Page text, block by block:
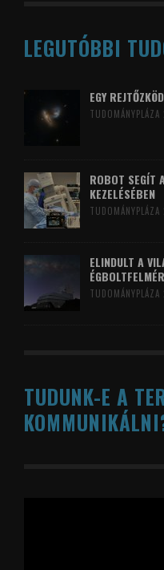
LEGUTÓBBI
EGY
TUDOMÁNYPLÁZA
ROBOT SEGÍT
KEZELÉSÉBEN
TUDOMÁNYPLÁZA
ELINDULT A
TUDOMÁNYPLÁZA
TUDUNK-E A